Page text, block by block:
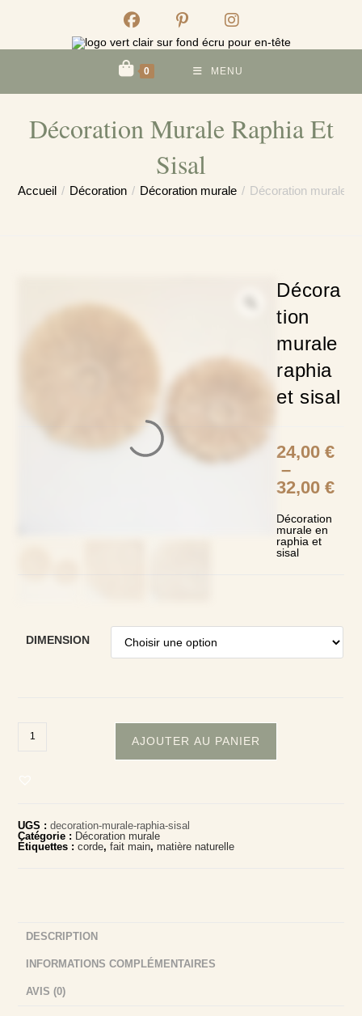
0 MENU
Décoration Murale Raphia Et
Sisal
Accueil / Décoration / Décoration murale / Décoration murale
Décora
tion
murale
raphia
et sisal
24,00€
–
32,00€
Décoration
murale en
raphia et
sisal
DIMENSION
AJOUTER AU PANIER
UGS :decoration-murale-raphia-sisal
Catégorie : Décoration murale
Étiquettes :corde,fait main,matière naturelle
DESCRIPTION
INFORMATIONS COMPLÉMENTAIRES
AVIS (0)